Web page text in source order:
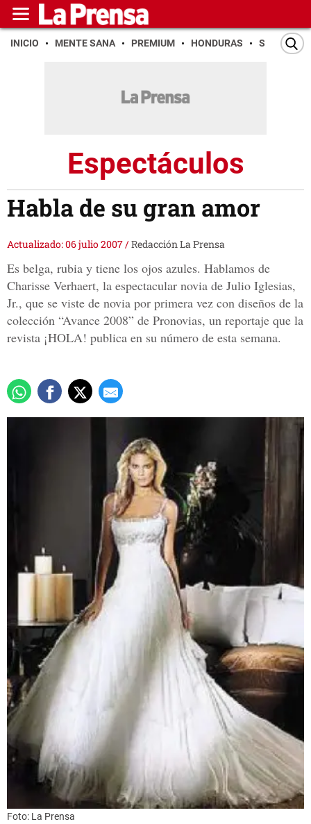
INICIO MENTE SANA PREMIUM HONDURAS SAN PEDRO
Espectáculos
Habla de su gran amor
Actualizado: 06 julio 2007/Redacción La Prensa
Es belga, rubia y tiene los ojos azules. Hablamos de
Charisse Verhaert, la espectacular novia de Julio Iglesias,
Jr., que se viste de novia por primera vez con diseños de la
colección “Avance 2008” de Pronovias, un reportaje que la
revista ¡HOLA! publica en su número de esta semana.
Foto: La Prensa